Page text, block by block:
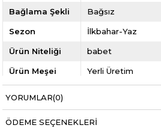
Bağlama Şekli Bağsız
Sezon İlkbahar-Yaz
Ürün Niteliği babet
Ürün Meşei Yerli Üretim
Model Kodu My Bella YTR-285
YORUMLAR(0)
ÖDEME SEÇENEKLERI